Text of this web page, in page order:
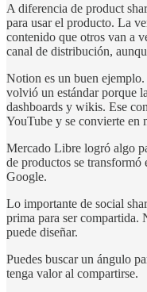
A diferencia de product
para usar el producto. La
contenido que otros van a
canal de distribución,
Notion es un buen
volvió un estándar porque
dashboards y wikis. Ese
YouTube y se convierte en
Mercado Libre logró algo
de productos se transformó
Google.
Lo importante de social
prima para ser compartida.
puede diseñar.
Puedes buscar un ángulo
tenga valor al compartirse.